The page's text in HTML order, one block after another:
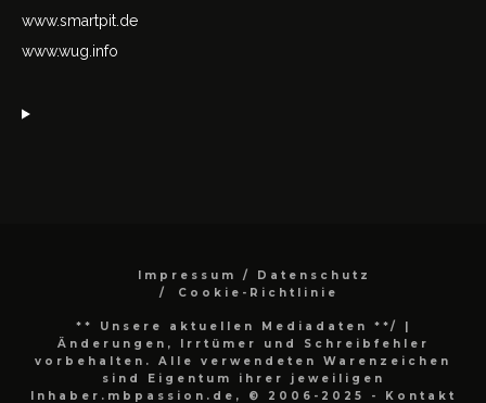
www.smartpit.de
www.wug.info
Impressum / Datenschutz
Cookie-Richtlinie
** Unsere aktuellen Mediadaten **/
|
Änderungen, Irrtümer und Schreibfehler
vorbehalten. Alle verwendeten Warenzeichen
sind Eigentum ihrer jeweiligen
Inhaber.mbpassion.de, © 2006-2025 - Kontakt